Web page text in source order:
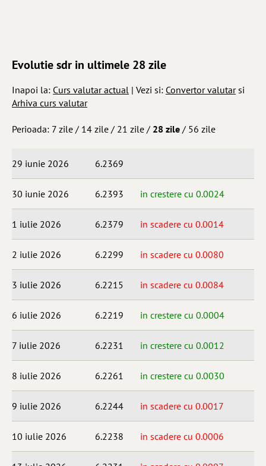
Evolutie sdr in ultimele 28 zile
Inapoi la: Curs valutar actual | Vezi si: Convertor valutarsi
Arhiva curs valutar
Perioada: 7 zile / 14 zile / 21 zile / 28 zile / 56 zile
29 iunie 2026 6.2369
30 iunie 2026 6.2393 in crestere cu 0.0024
1 iulie 2026 6.2379 in scadere cu 0.0014
2 iulie 2026 6.2299 in scadere cu 0.0080
3 iulie 2026 6.2215 in scadere cu 0.0084
6 iulie 2026 6.2219 in crestere cu 0.0004
7 iulie 2026 6.2231 in crestere cu 0.0012
8 iulie 2026 6.2261 in crestere cu 0.0030
9 iulie 2026 6.2244 in scadere cu 0.0017
10 iulie 2026 6.2238 in scadere cu 0.0006